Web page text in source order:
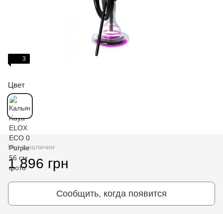
3
Цвет
Нет в наличии
1 896 грн
Сообщить, когда появится